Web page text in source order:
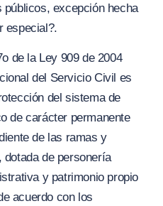
excepción hecha
especial?.
de la Ley 909 de 2004
del Servicio Civil es
del sistema de
de carácter permanente
de las ramas y
dotada de personería
y patrimonio propio
acuerdo con los